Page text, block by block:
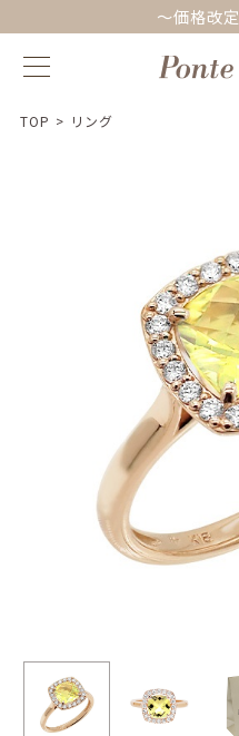
～価格改
TOP > リング